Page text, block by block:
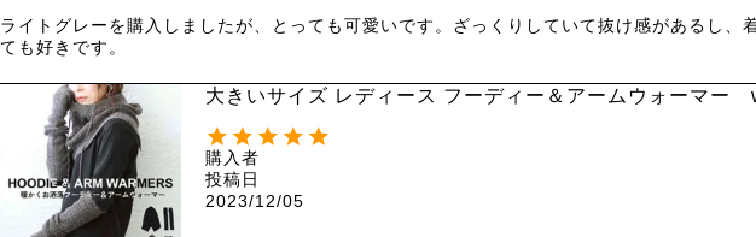
ライトグレーを購入しましたが、とっても可愛いです。ざっくりしていて抜け感があるし、
ても好きです。
大きいサイズ レディース フーディー＆アームウォーマー
購入者
投稿日
2023/12/05